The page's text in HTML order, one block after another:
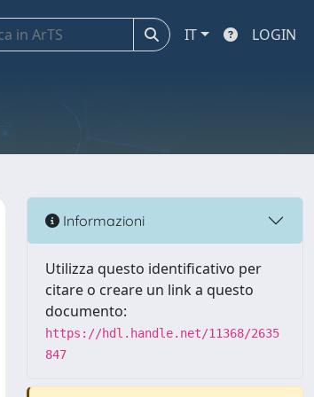
IT LOGIN
Informazioni
Utilizza questo identificativo per
citare o creare un link a questo
documento:
https://hdl.handle.net/11368/2635
847